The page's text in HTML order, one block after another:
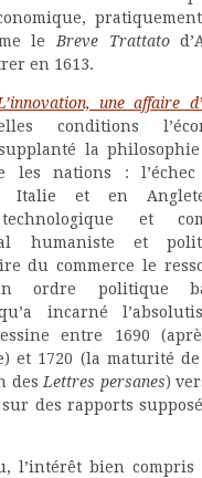
leBreve Trattato
en 1613.
une affaire
conditions
la
les nations : l’échec
Italie et en
technologique et
humaniste et
du commerce le
ordre politique
incarné
entre 1690
et 1720 (la maturité
desLettres persanes)
des rapports
l’intérêt bien compris